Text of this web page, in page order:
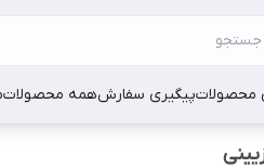
محصولاتپیگیری سفارشهمه محصولات